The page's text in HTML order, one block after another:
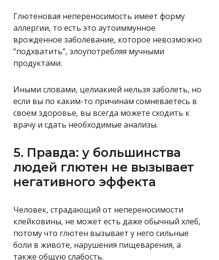
Глютеновая непереносимость имеет форму
аллергии, то есть это аутоиммунное
врожденное заболевание, которое невозможно
“подхватить”, злоупотребляя мучными
продуктами.
Иными словами, целиакией нельзя заболеть, но
если вы по каким-то причинам сомневаетесь в
своем здоровье, вы всегда можете сходить к
врачу и сдать необходимые анализы.
5. Правда: у большинства
людей глютен не вызывает
негативного эффекта
Человек, страдающий от непереносимости
клейковины, не может есть даже обычный хлеб,
потому что глютен вызывает у него сильные
боли в животе, нарушения пищеварения, а
также общую слабость.